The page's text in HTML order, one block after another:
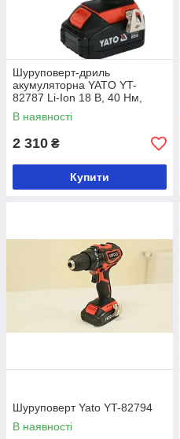
Шуруповерт-дриль
акумуляторна YATO YT-
82787 Li-Ion 18 В, 40 Нм,
he13 мм без акумулятора
В наявності
2 310 ₴
Купити
Шуруповерт Yato YT-82794
В наявності